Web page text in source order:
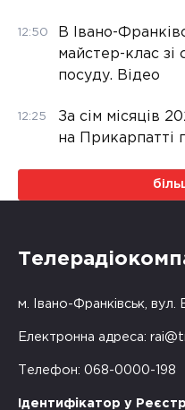
12:50
В Івано-
майстер-клас зі
посуду. Відео
12:25
За сім місяців
на Прикарпатті
м. Івано-Франківськ, вул.
Електронна адреса:
Телефон: 068-0000-198
Ідентифікатор у